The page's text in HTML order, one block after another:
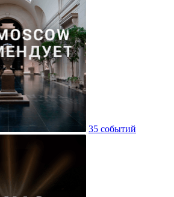
35 событий